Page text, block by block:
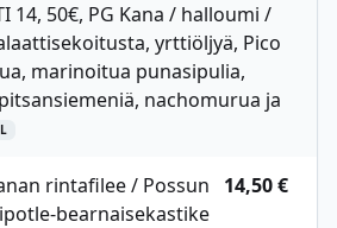
14, 50€, PG Kana / halloumi /
yrttiöljyä, Pico
marinoitua punasipulia,
nachomurua ja
L
rintafilee / Possun
bearnaisekastike
14,50 €